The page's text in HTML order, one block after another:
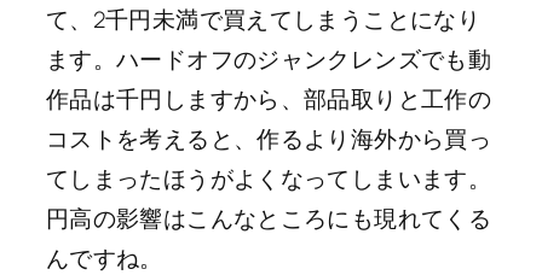
て、2千円未満で買えてしまうことになり
ます。ハードオフのジャンクレンズでも動
作品は千円しますから、部品取りと工作の
コストを考えると、作るより海外から買っ
てしまったほうがよくなってしまいます。
円高の影響はこんなところにも現れてくる
んですね。